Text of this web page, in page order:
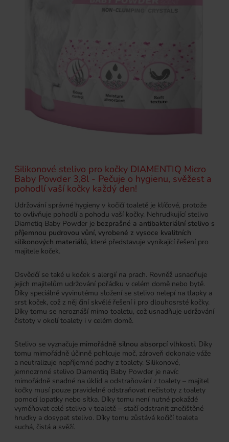
Silikonové stelivo pro kočky DIAMENTIQ Micro
Baby Powder 3,8l - Pečuje o hygienu, svěžest a
pohodlí vaší kočky každý den!
Udržování správné hygieny v kočičí toaletě je klíčové, protože
to ovlivňuje pohodlí a pohodu vaší kočky. Nehrudkující stelivo
Diametiq Baby Powder je bezprašné a antibakteriální stelivo s
příjemnou pudrovou vůní, vyrobené z vysoce kvalitních
silikonových materiálů, které představuje vynikající řešení pro
majitele koček.
Osvědčí se také u koček s alergií na prach. Rovněž usnadňuje
jejich majitelům udržování pořádku v celém domě nebo bytě.
Díky speciálně vyvinutému složení se stelivo nelepí na tlapky a
srst koček, což z něj činí skvělé řešení i pro dlouhosrsté kočky.
Díky tomu se neroznáší mimo toaletu, což usnadňuje udržování
čistoty v okolí toalety i v celém domě.
Stelivo se vyznačuje mimořádně silnou absorpcí vlhkosti. Díky
tomu mimořádně účinně pohlcuje moč, zároveň dokonale váže
a neutralizuje nepříjemné pachy z toalety. Silikonové,
jemnozrnné stelivo Diamentiq Baby Powder je navíc
mimořádně snadné na úklid a odstraňování z toalety – majitel
kočky musí pouze pravidelně odstraňovat nečistoty z toalety
pomocí lopatky nebo sítka. Díky tomu není nutné pokaždé
vyměňovat celé stelivo v toaletě – stačí odstranit znečištěné
hrudky a dosypat stelivo. Díky tomu zůstává kočičí toaleta
suchá, čistá a svěží.